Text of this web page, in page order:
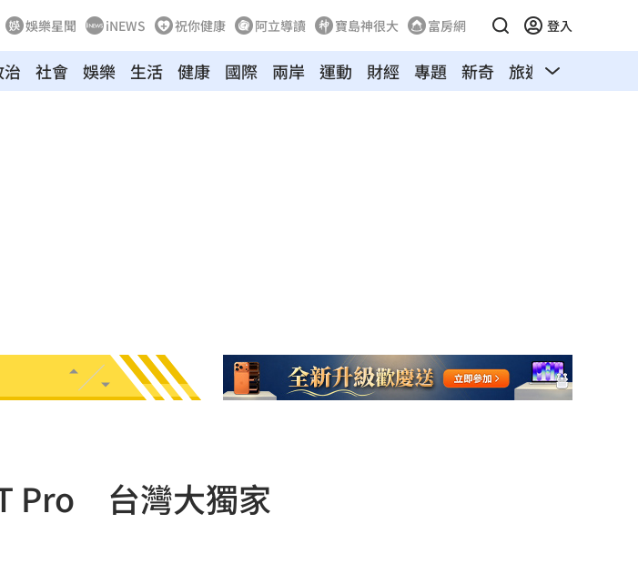
娛樂星聞 iNEWS 祝你健康 阿立導讀 寶島神很大 富房網 登入
社會 娛樂 生活 健康 國際 兩岸 運動 財經 專題 新奇 旅遊 汽車
Pro 台灣大獨家